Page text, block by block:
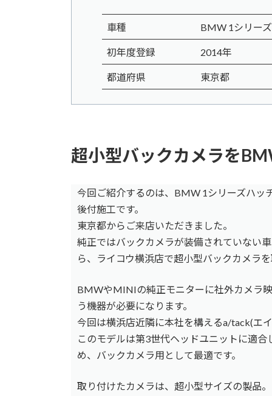
車種 BMW 1シリー
初年度登録 2014年
都道府県 東京都
超小型バックカメラを
今回ご紹介するのは、BMW 1シリーズハッ
後付施工です。
東京都からご来店いただきました。
純正ではバックカメラが装備されていない
ら、ライコウ横浜店で超小型バックカメラ
BMWやMINIの純正モニターに社外カメラ
う機器が必要になります。
今回は横浜店近隣に本社を構えるa/tack(エ
このモデルは第3世代ヘッドユニットに適
め、バックカメラ用として最適です。
取り付けたカメラは、超小型サイズの製品。